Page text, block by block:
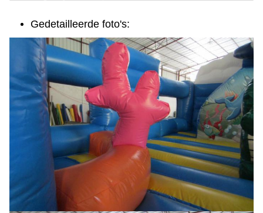
Gedetailleerde foto's: